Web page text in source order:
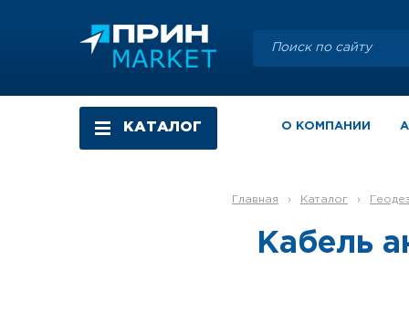
КАТАЛОГ О КОМПАНИИ
Главная › Каталог ›
Кабель